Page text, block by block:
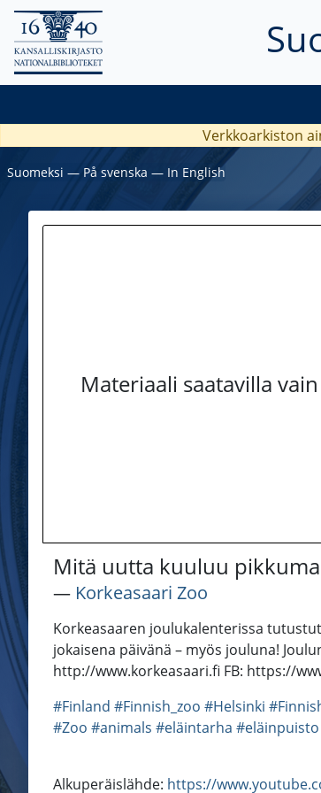
Verkkoarkiston
Suomeksi ― På svenska ― In English
Materiaali saatavilla
Mitä uutta kuuluu
― Korkeasaari Zoo
Korkeasaaren joulukalenterissa
jokaisena päivänä – myös jouluna!
http://www.korkeasaari.fi FB: https://
#Finland #Finnish_zoo #Helsinki
#Zoo #animals #eläintarha #eläinpuisto
Alkuperäislähde: https://